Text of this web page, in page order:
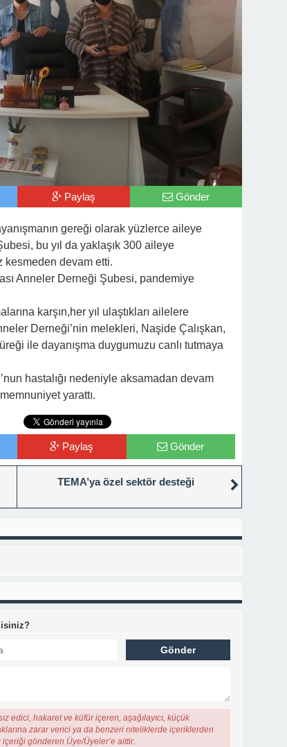
Paylaş Gönder
gereği olarak yüzlerce aileye
bu yıl da yaklaşık 300 aileye
kesmeden devam etti.
Anneler Derneği Şubesi, pandemiye
karşın,her yıl ulaştıkları ailelere
Derneği’nin melekleri, Naşide Çalışkan,
ile dayanışma duygumuzu canlı tutmaya
hastalığı nedeniyle aksamadan devam
yarattı.
Paylaş Gönder
TEMA’ya özel sektör desteği
edici, hakaret ve küfür içeren, aşağılayıcı, küçük
zarar verici ya da benzeri niteliklerde içeriklerden
gönderen Üye/Üyeler’e aittir.